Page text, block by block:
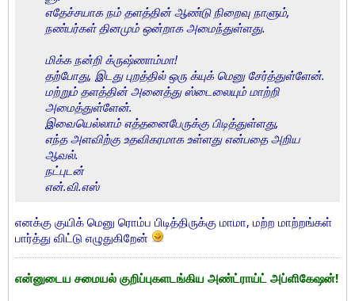
எதேச்சயாக நம் தளத்தின் ஆண்டு நிறைவு நாளும்,
நண்பர்கள் தினமும் ஒன்றாக அமைந்துள்ளது.
மிக்க நன்றி க்ருஷ்ணாம்மா!
தற்போது, இடது புறத்தில் ஒரு க்யுக் மெனு சேர்த்துள்ளேன்.
மற்றும் தளத்தின் அனைத்து ஸ்டைலையும் மாற்றி
அமைத்துள்ளேன்.
இவையெல்லாம் எத்தனைபேருக்கு பிடித்துள்ளது,
எந்த அளவிற்கு உதவிகரமாக உள்ளது என்பதை அறிய
ஆவல்.
நட்புடன்
என்.வி.எஸ்
எனக்கு குயிக் மெனு ரொம்ப பிடித்திருக்கு மாமா, மற்ற மாற்றங்கள்
பார்த்து விட்டு எழுதுகிறேன்
என்னுடைய சமையல் குறிப்புகளடங்கிய அண்ட்ராய்ட் அப்ளிகேஷன்!